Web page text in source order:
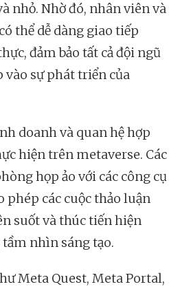
nhỏ. Nhờ đó, nhân viên và
thể dễ dàng giao tiếp
đảm bảo tất cả đội ngũ
vào sự phát triển của
doanh và quan hệ hợp
hiện trên metaverse. Các
họp ảo với các công cụ
phép các cuộc thảo luận
suốt và thúc tiến hiện
nhìn sáng tạo.
Meta Quest, Meta Portal,